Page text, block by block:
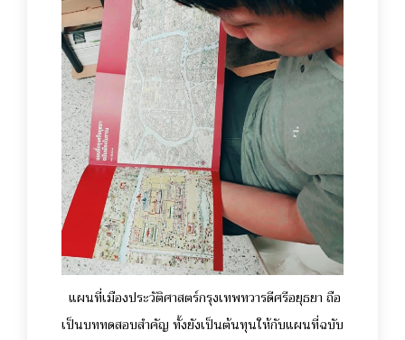
แผนที่เมืองประวัติศาสตร์กรุงเทพทวารดีศรีอยุธยา ถือ
เป็นบททดสอบสำคัญ ทั้งยังเป็นต้นทุนให้กับแผนที่ฉบับ